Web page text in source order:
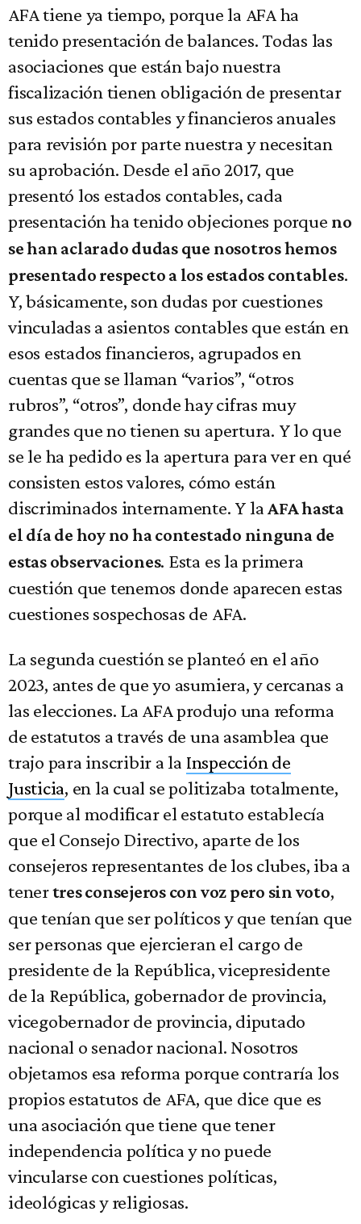
AFA tiene ya tiempo, porque la AFA ha
tenido presentación de balances. Todas las
asociaciones que están bajo nuestra
fiscalización tienen obligación de presentar
sus estados contables y financieros anuales
para revisión por parte nuestra y necesitan
su aprobación. Desde el año 2017, que
presentó los estados contables, cada
presentación ha tenido objeciones porque no
se han aclarado dudas que nosotros hemos
presentado respecto a los estados contables.
Y, básicamente, son dudas por cuestiones
vinculadas a asientos contables que están en
esos estados financieros, agrupados en
cuentas que se llaman “varios”, “otros
rubros”, “otros”, donde hay cifras muy
grandes que no tienen su apertura. Y lo que
se le ha pedido es la apertura para ver en qué
consisten estos valores, cómo están
discriminados internamente. Y laAFA hasta
el día de hoy no ha contestado ninguna de
estas observaciones. Esta es la primera
cuestión que tenemos donde aparecen estas
cuestiones sospechosas de AFA.
La segunda cuestión se planteó en el año
2023, antes de que yo asumiera, y cercanas a
las elecciones. La AFA produjo una reforma
de estatutos a través de una asamblea que
trajo para inscribir a la Inspección de
Justicia, en la cual se politizaba totalmente,
porque al modificar el estatuto establecía
que el Consejo Directivo, aparte de los
consejeros representantes de los clubes, iba a
tenertres consejeros con voz pero sin voto,
que tenían que ser políticos y que tenían que
ser personas que ejercieran el cargo de
presidente de la República, vicepresidente
de la República, gobernador de provincia,
vicegobernador de provincia, diputado
nacional o senador nacional. Nosotros
objetamos esa reforma porque contraría los
propios estatutos de AFA, que dice que es
una asociación que tiene que tener
independencia política y no puede
vincularse con cuestiones políticas,
ideológicas y religiosas.